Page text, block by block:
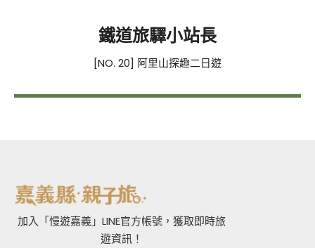
鐵道旅驛小站長
[NO. 20] 阿里山探趣二日遊
加入「慢遊嘉義」LINE官方帳號，獲取即時旅
遊資訊！